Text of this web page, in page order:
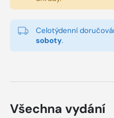
Celotýdenní
soboty.
Všechna vydání